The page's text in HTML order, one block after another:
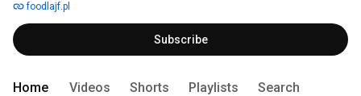
foodlajf.pl
Subscribe
Home Videos Shorts Playlists Search